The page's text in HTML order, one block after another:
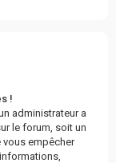
!
administrateur a
le forum, soit un
vous empêcher